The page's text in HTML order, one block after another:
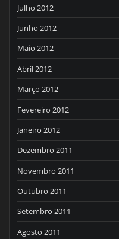
Julho 2012
Junho 2012
Maio 2012
Abril 2012
Março 2012
Fevereiro 2012
Janeiro 2012
Dezembro 2011
Novembro 2011
Outubro 2011
Setembro 2011
Agosto 2011